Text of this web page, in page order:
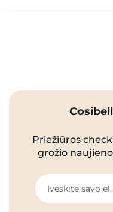
Priežiūros
grožio
Įveskite savo